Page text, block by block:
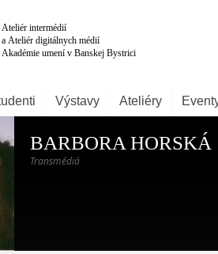
Výstavy Ateliéry
BARBORA HORSKÁ
Transmédiá